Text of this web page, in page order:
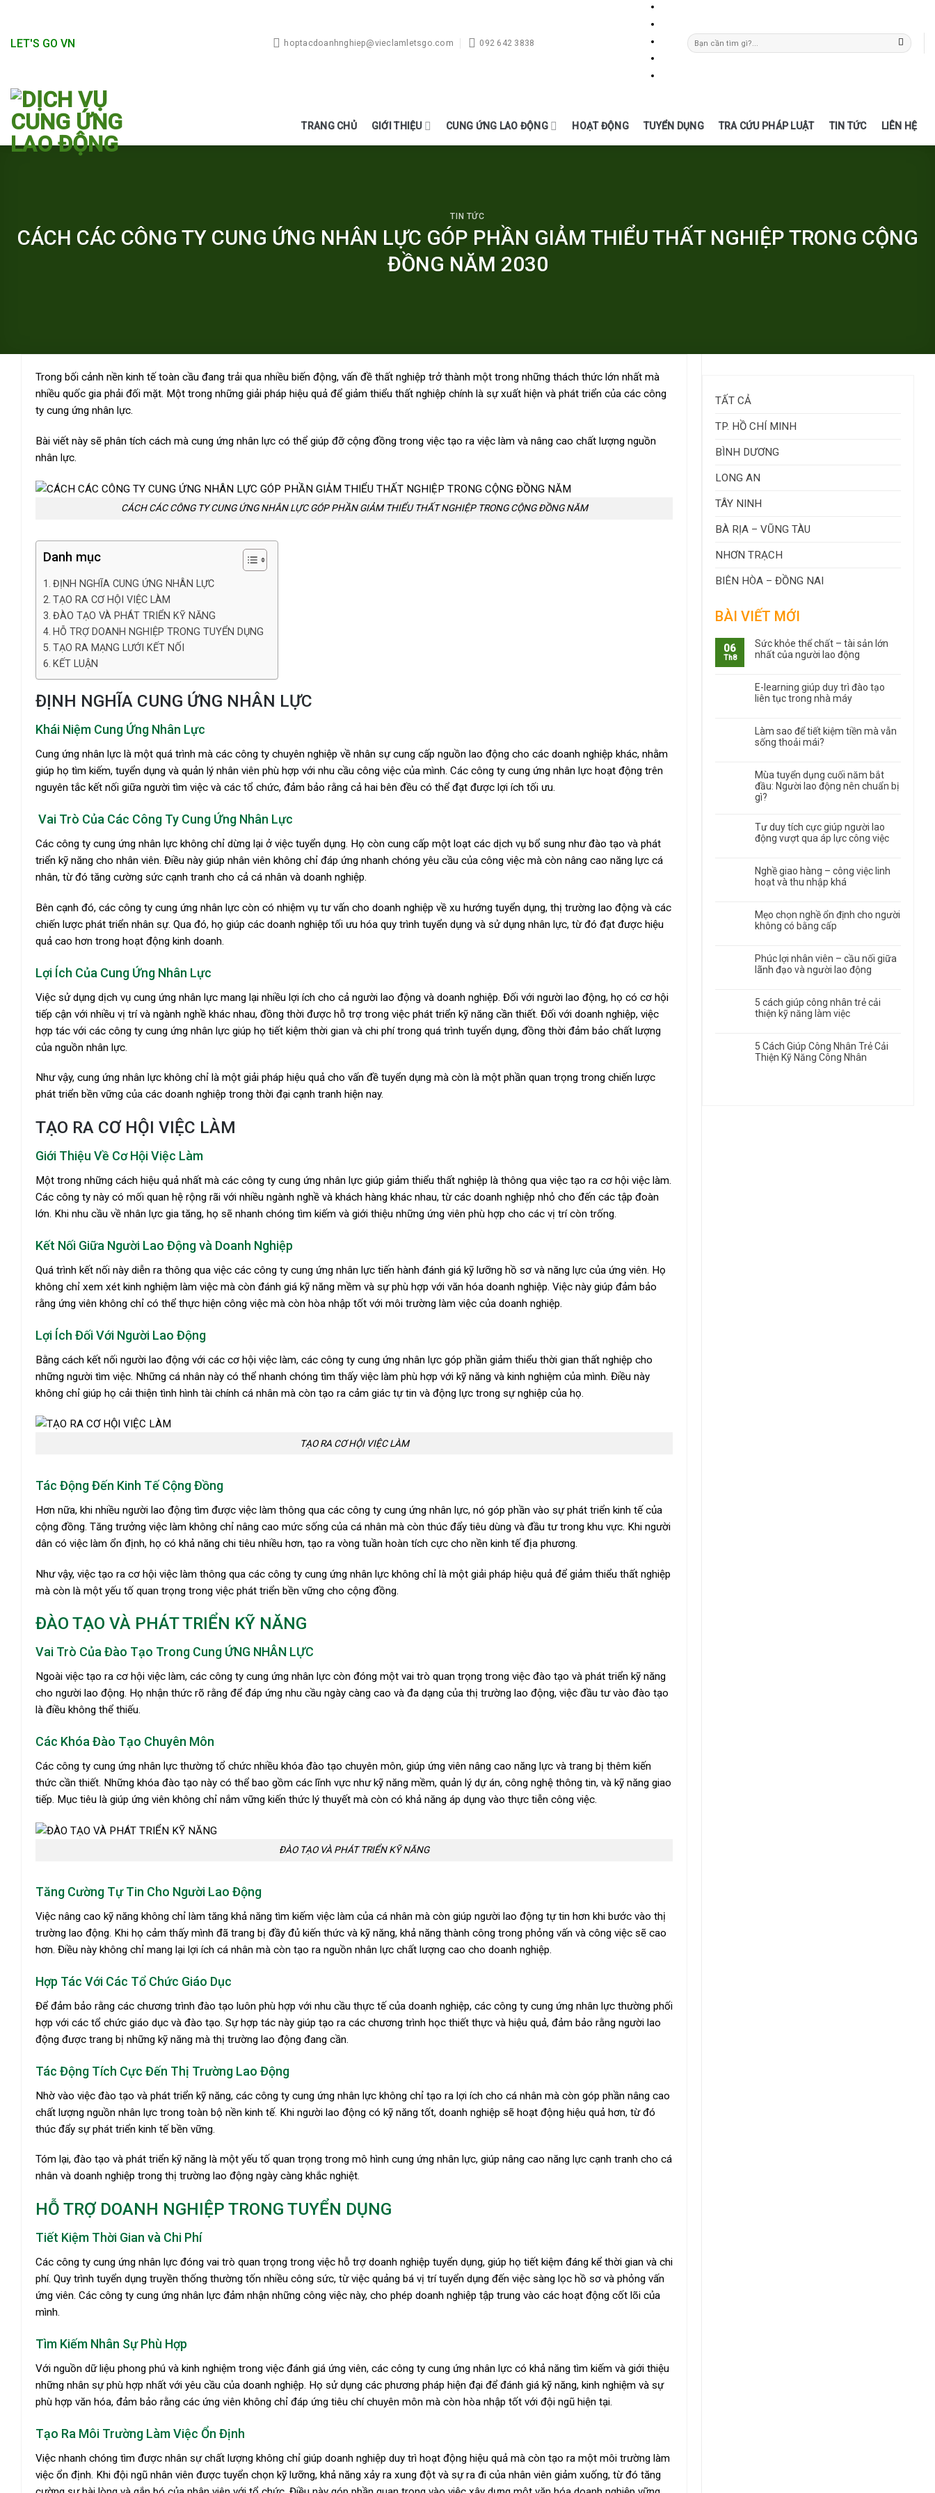
content
LET'S GO VN hoptacdoanhnghiep@vieclamletsgo.com 092 642 3838
TRANG CHỦ GIỚI THIỆU CUNG ỨNG LAO ĐỘNG HOẠT ĐỘNG TUYỂN DỤNG TRA CỨU PHÁP LUẬT TIN TỨC LIÊN HỆ
TIN TỨC
CÁCH CÁC CÔNG TY CUNG ỨNG NHÂN LỰC GÓP PHẦN GIẢM THIỂU THẤT NGHIỆP TRONG CỘNG
ĐỒNG NĂM 2030
Trong bối cảnh nền kinh tế toàn cầu đang trải qua nhiều biến động, vấn đề thất nghiệp trở thành một trong những thách thức lớn nhất mà
nhiều quốc gia phải đối mặt. Một trong những giải pháp hiệu quả để giảm thiểu thất nghiệp chính là sự xuất hiện và phát triển của các công
ty cung ứng nhân lực.
Bài viết này sẽ phân tích cách mà cung ứng nhân lực có thể giúp đỡ cộng đồng trong việc tạo ra việc làm và nâng cao chất lượng nguồn
nhân lực.
CÁCH CÁC CÔNG TY CUNG ỨNG NHÂN LỰC GÓP PHẦN GIẢM THIỂU THẤT NGHIỆP TRONG CỘNG ĐỒNG NĂM
Danh mục
ĐỊNH NGHĨA CUNG ỨNG NHÂN LỰC
TẠO RA CƠ HỘI VIỆC LÀM
ĐÀO TẠO VÀ PHÁT TRIỂN KỸ NĂNG
HỖ TRỢ DOANH NGHIỆP TRONG TUYỂN DỤNG
TẠO RA MẠNG LƯỚI KẾT NỐI
KẾT LUẬN
ĐỊNH NGHĨA CUNG ỨNG NHÂN LỰC
Khái Niệm Cung Ứng Nhân Lực
Cung ứng nhân lực là một quá trình mà các công ty chuyên nghiệp về nhân sự cung cấp nguồn lao động cho các doanh nghiệp khác, nhằm
giúp họ tìm kiếm, tuyển dụng và quản lý nhân viên phù hợp với nhu cầu công việc của mình. Các công ty cung ứng nhân lực hoạt động trên
nguyên tắc kết nối giữa người tìm việc và các tổ chức, đảm bảo rằng cả hai bên đều có thể đạt được lợi ích tối ưu.
Vai Trò Của Các Công Ty Cung Ứng Nhân Lực
Các công ty cung ứng nhân lực không chỉ dừng lại ở việc tuyển dụng. Họ còn cung cấp một loạt các dịch vụ bổ sung như đào tạo và phát
triển kỹ năng cho nhân viên. Điều này giúp nhân viên không chỉ đáp ứng nhanh chóng yêu cầu của công việc mà còn nâng cao năng lực cá
nhân, từ đó tăng cường sức cạnh tranh cho cả cá nhân và doanh nghiệp.
Bên cạnh đó, các công ty cung ứng nhân lực còn có nhiệm vụ tư vấn cho doanh nghiệp về xu hướng tuyển dụng, thị trường lao động và các
chiến lược phát triển nhân sự. Qua đó, họ giúp các doanh nghiệp tối ưu hóa quy trình tuyển dụng và sử dụng nhân lực, từ đó đạt được hiệu
quả cao hơn trong hoạt động kinh doanh.
Lợi Ích Của Cung Ứng Nhân Lực
Việc sử dụng dịch vụ cung ứng nhân lực mang lại nhiều lợi ích cho cả người lao động và doanh nghiệp. Đối với người lao động, họ có cơ hội
tiếp cận với nhiều vị trí và ngành nghề khác nhau, đồng thời được hỗ trợ trong việc phát triển kỹ năng cần thiết. Đối với doanh nghiệp, việc
hợp tác với các công ty cung ứng nhân lực giúp họ tiết kiệm thời gian và chi phí trong quá trình tuyển dụng, đồng thời đảm bảo chất lượng
của nguồn nhân lực.
Như vậy, cung ứng nhân lực không chỉ là một giải pháp hiệu quả cho vấn đề tuyển dụng mà còn là một phần quan trọng trong chiến lược
phát triển bền vững của các doanh nghiệp trong thời đại cạnh tranh hiện nay.
TẠO RA CƠ HỘI VIỆC LÀM
Giới Thiệu Về Cơ Hội Việc Làm
Một trong những cách hiệu quả nhất mà các công ty cung ứng nhân lực giúp giảm thiểu thất nghiệp là thông qua việc tạo ra cơ hội việc làm.
Các công ty này có mối quan hệ rộng rãi với nhiều ngành nghề và khách hàng khác nhau, từ các doanh nghiệp nhỏ cho đến các tập đoàn
lớn. Khi nhu cầu về nhân lực gia tăng, họ sẽ nhanh chóng tìm kiếm và giới thiệu những ứng viên phù hợp cho các vị trí còn trống.
Kết Nối Giữa Người Lao Động và Doanh Nghiệp
Quá trình kết nối này diễn ra thông qua việc các công ty cung ứng nhân lực tiến hành đánh giá kỹ lưỡng hồ sơ và năng lực của ứng viên. Họ
không chỉ xem xét kinh nghiệm làm việc mà còn đánh giá kỹ năng mềm và sự phù hợp với văn hóa doanh nghiệp. Việc này giúp đảm bảo
rằng ứng viên không chỉ có thể thực hiện công việc mà còn hòa nhập tốt với môi trường làm việc của doanh nghiệp.
Lợi Ích Đối Với Người Lao Động
Bằng cách kết nối người lao động với các cơ hội việc làm, các công ty cung ứng nhân lực góp phần giảm thiểu thời gian thất nghiệp cho
những người tìm việc. Những cá nhân này có thể nhanh chóng tìm thấy việc làm phù hợp với kỹ năng và kinh nghiệm của mình. Điều này
không chỉ giúp họ cải thiện tình hình tài chính cá nhân mà còn tạo ra cảm giác tự tin và động lực trong sự nghiệp của họ.
TẠO RA CƠ HỘI VIỆC LÀM
Tác Động Đến Kinh Tế Cộng Đồng
Hơn nữa, khi nhiều người lao động tìm được việc làm thông qua các công ty cung ứng nhân lực, nó góp phần vào sự phát triển kinh tế của
cộng đồng. Tăng trưởng việc làm không chỉ nâng cao mức sống của cá nhân mà còn thúc đẩy tiêu dùng và đầu tư trong khu vực. Khi người
dân có việc làm ổn định, họ có khả năng chi tiêu nhiều hơn, tạo ra vòng tuần hoàn tích cực cho nền kinh tế địa phương.
Như vậy, việc tạo ra cơ hội việc làm thông qua các công ty cung ứng nhân lực không chỉ là một giải pháp hiệu quả để giảm thiểu thất nghiệp
mà còn là một yếu tố quan trọng trong việc phát triển bền vững cho cộng đồng.
ĐÀO TẠO VÀ PHÁT TRIỂN KỸ NĂNG
Vai Trò Của Đào Tạo Trong Cung ỨNG NHÂN LỰC
Ngoài việc tạo ra cơ hội việc làm, các công ty cung ứng nhân lực còn đóng một vai trò quan trọng trong việc đào tạo và phát triển kỹ năng
cho người lao động. Họ nhận thức rõ rằng để đáp ứng nhu cầu ngày càng cao và đa dạng của thị trường lao động, việc đầu tư vào đào tạo
là điều không thể thiếu.
Các Khóa Đào Tạo Chuyên Môn
Các công ty cung ứng nhân lực thường tổ chức nhiều khóa đào tạo chuyên môn, giúp ứng viên nâng cao năng lực và trang bị thêm kiến
thức cần thiết. Những khóa đào tạo này có thể bao gồm các lĩnh vực như kỹ năng mềm, quản lý dự án, công nghệ thông tin, và kỹ năng giao
tiếp. Mục tiêu là giúp ứng viên không chỉ nắm vững kiến thức lý thuyết mà còn có khả năng áp dụng vào thực tiễn công việc.
ĐÀO TẠO VÀ PHÁT TRIỂN KỸ NĂNG
Tăng Cường Tự Tin Cho Người Lao Động
Việc nâng cao kỹ năng không chỉ làm tăng khả năng tìm kiếm việc làm của cá nhân mà còn giúp người lao động tự tin hơn khi bước vào thị
trường lao động. Khi họ cảm thấy mình đã trang bị đầy đủ kiến thức và kỹ năng, khả năng thành công trong phỏng vấn và công việc sẽ cao
hơn. Điều này không chỉ mang lại lợi ích cá nhân mà còn tạo ra nguồn nhân lực chất lượng cao cho doanh nghiệp.
Hợp Tác Với Các Tổ Chức Giáo Dục
Để đảm bảo rằng các chương trình đào tạo luôn phù hợp với nhu cầu thực tế của doanh nghiệp, các công ty cung ứng nhân lực thường phối
hợp với các tổ chức giáo dục và đào tạo. Sự hợp tác này giúp tạo ra các chương trình học thiết thực và hiệu quả, đảm bảo rằng người lao
động được trang bị những kỹ năng mà thị trường lao động đang cần.
Tác Động Tích Cực Đến Thị Trường Lao Động
Nhờ vào việc đào tạo và phát triển kỹ năng, các công ty cung ứng nhân lực không chỉ tạo ra lợi ích cho cá nhân mà còn góp phần nâng cao
chất lượng nguồn nhân lực trong toàn bộ nền kinh tế. Khi người lao động có kỹ năng tốt, doanh nghiệp sẽ hoạt động hiệu quả hơn, từ đó
thúc đẩy sự phát triển kinh tế bền vững.
Tóm lại, đào tạo và phát triển kỹ năng là một yếu tố quan trọng trong mô hình cung ứng nhân lực, giúp nâng cao năng lực cạnh tranh cho cá
nhân và doanh nghiệp trong thị trường lao động ngày càng khắc nghiệt.
HỖ TRỢ DOANH NGHIỆP TRONG TUYỂN DỤNG
Tiết Kiệm Thời Gian và Chi Phí
Các công ty cung ứng nhân lực đóng vai trò quan trọng trong việc hỗ trợ doanh nghiệp tuyển dụng, giúp họ tiết kiệm đáng kể thời gian và chi
phí. Quy trình tuyển dụng truyền thống thường tốn nhiều công sức, từ việc quảng bá vị trí tuyển dụng đến việc sàng lọc hồ sơ và phỏng vấn
ứng viên. Các công ty cung ứng nhân lực đảm nhận những công việc này, cho phép doanh nghiệp tập trung vào các hoạt động cốt lõi của
mình.
Tìm Kiếm Nhân Sự Phù Hợp
Với nguồn dữ liệu phong phú và kinh nghiệm trong việc đánh giá ứng viên, các công ty cung ứng nhân lực có khả năng tìm kiếm và giới thiệu
những nhân sự phù hợp nhất với yêu cầu của doanh nghiệp. Họ sử dụng các phương pháp hiện đại để đánh giá kỹ năng, kinh nghiệm và sự
phù hợp văn hóa, đảm bảo rằng các ứng viên không chỉ đáp ứng tiêu chí chuyên môn mà còn hòa nhập tốt với đội ngũ hiện tại.
Tạo Ra Môi Trường Làm Việc Ổn Định
Việc nhanh chóng tìm được nhân sự chất lượng không chỉ giúp doanh nghiệp duy trì hoạt động hiệu quả mà còn tạo ra một môi trường làm
việc ổn định. Khi đội ngũ nhân viên được tuyển chọn kỹ lưỡng, khả năng xảy ra xung đột và sự ra đi của nhân viên giảm xuống, từ đó tăng
TẤT CẢ
TP. HỒ CHÍ MINH
BÌNH DƯƠNG
LONG AN
TÂY NINH
BÀ RỊA – VŨNG TÀU
NHƠN TRẠCH
BIÊN HÒA – ĐỒNG NAI
BÀI VIẾT MỚI
06
Th8
Sức khỏe thể chất – tài sản lớn
nhất của người lao động
E-learning giúp duy trì đào tạo
liên tục trong nhà máy
Làm sao để tiết kiệm tiền mà vẫn
sống thoải mái?
Mùa tuyển dụng cuối năm bắt
đầu: Người lao động nên chuẩn bị
gì?
Tư duy tích cực giúp người lao
động vượt qua áp lực công việc
Nghề giao hàng – công việc linh
hoạt và thu nhập khá
Mẹo chọn nghề ổn định cho người
không có bằng cấp
Phúc lợi nhân viên – cầu nối giữa
lãnh đạo và người lao động
5 cách giúp công nhân trẻ cải
thiện kỹ năng làm việc
5 Cách Giúp Công Nhân Trẻ Cải
Thiện Kỹ Năng Công Nhân